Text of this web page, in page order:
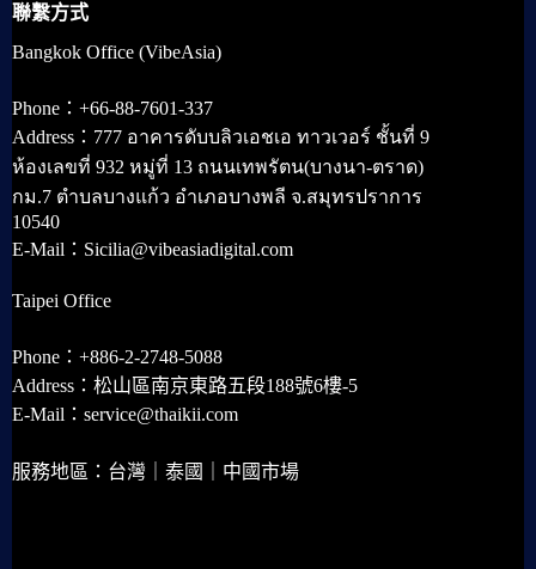
聯繫方式
Bangkok Office (VibeAsia)
Phone：+66-88-7601-337
Address：777 อาคารดับบลิวเอชเอ ทาวเวอร์ ชั้นที่ 9
ห้องเลขที่ 932 หมู่ที่ 13 ถนนเทพรัตน(บางนา-ตราด)
กม.7 ตำบลบางแก้ว อำเภอบางพลี จ.สมุทรปราการ
10540
E-Mail：Sicilia@vibeasiadigital.com
Taipei Office
Phone：+886-2-2748-5088
Address：松山區南京東路五段188號6樓-5
E-Mail：service@thaikii.com
服務地區：台灣｜泰國｜中國市場